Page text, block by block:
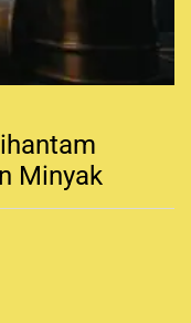
Minyak